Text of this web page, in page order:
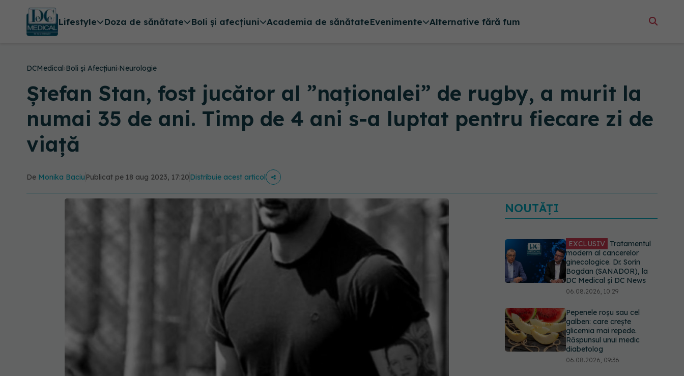
Lifestyle Doza de sănătate Boli și afecțiuni Academia de sănătateEvenimente Alternative fără fum
DCMedical›Boli și Afecțiuni›Neurologie
Ștefan Stan, fost jucător al ”naționalei” de rugby, a murit la
numai 35 de ani. Timp de 4 ani s-a luptat pentru fiecare zi de
viață
De Monika Baciu Publicat pe 18 aug 2023, 17:20Distribuie acest articol
NOUTĂȚI
EXCLUSIV Tratamentul
modern al cancerelor
ginecologice. Dr. Sorin
Bogdan (SANADOR), la
DC Medical și DC News
06.08.2026, 10:29
Pepenele roșu sau cel
galben: care crește
glicemia mai repede.
Răspunsul unui medic
diabetolog
06.08.2026, 09:36